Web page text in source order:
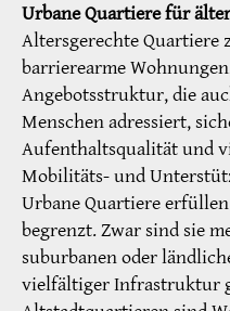
Urbane Quartiere für
Altersgerechte Quartiere
barrierearme
Angebotsstruktur, die
Menschen adressiert,
Aufenthaltsqualität und
Mobilitäts- und
Urbane Quartiere
begrenzt. Zwar sind sie
suburbanen oder
vielfältiger Infrastruktur